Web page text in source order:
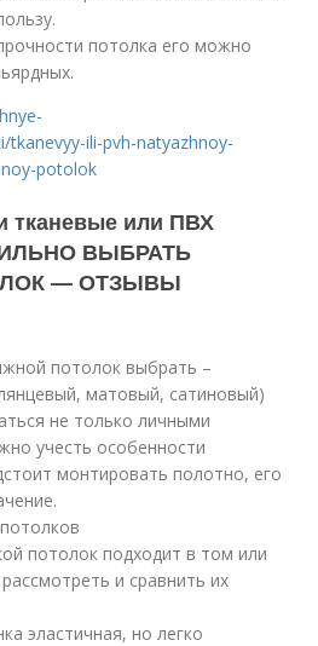
потолка его можно
ili-pvh-natyazhnoy-
potolok
тканевые или ПВХ
ВЫБРАТЬ
— ОТЗЫВЫ
потолок выбрать –
матовый, сатиновый)
не только личными
учесть особенности
монтировать полотно, его
потолок подходит в том или
и сравнить их
эластичная, но легко